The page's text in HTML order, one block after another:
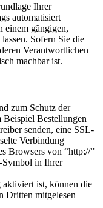
Ihrer
automatisiert
einem gängigen,
Sofern Sie die
Verantwortlichen
machbar ist.
zum Schutz der
Bestellungen
senden, eine SSL-
Verbindung
Browsers von “http://”
Symbol in Ihrer
ist, können die
Dritten mitgelesen